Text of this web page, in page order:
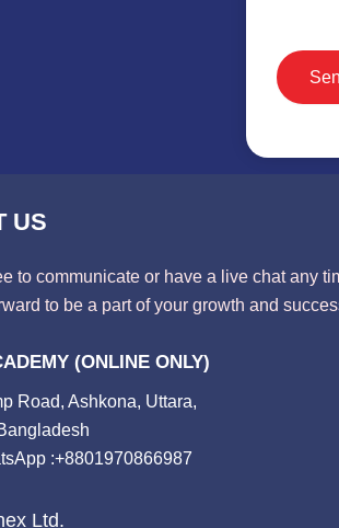
US
to communicate or have a live chat any
to be a part of your growth and
(ONLINE ONLY)
Road, Ashkona, Uttara,
:+8801970866987
Ltd.